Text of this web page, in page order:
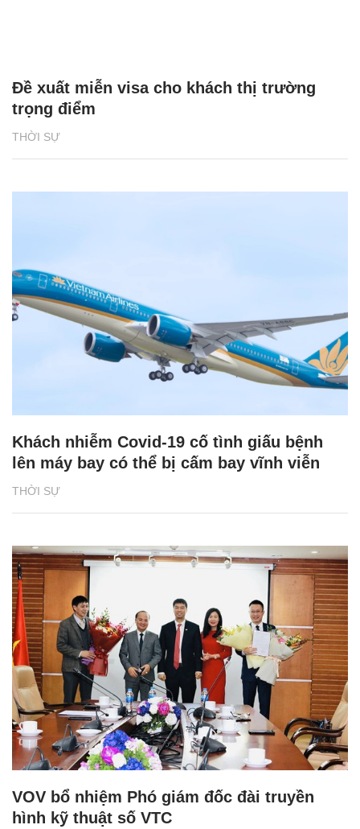
THỜI SỰ
Đề xuất miễn visa cho khách thị trường
trọng điểm
THỜI SỰ
Khách nhiễm Covid-19 cố tình giấu bệnh
lên máy bay có thể bị cấm bay vĩnh viễn
VOV bổ nhiệm Phó giám đốc đài truyền
hình kỹ thuật số VTC